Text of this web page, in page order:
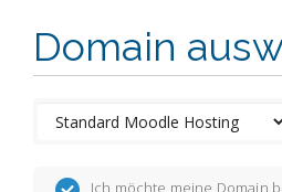
Domain
Ich möchte meine Domain